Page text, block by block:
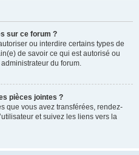
sur ce forum ?
ou interdire certains types de
de savoir ce qui est autorisé ou
du forum.
pièces jointes ?
que vous avez transférées, rendez-
et suivez les liens vers la